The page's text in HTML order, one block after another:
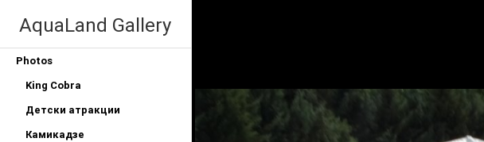
AquaLand Gallery
Photos
King Cobra
Детски атракции
Камикадзе